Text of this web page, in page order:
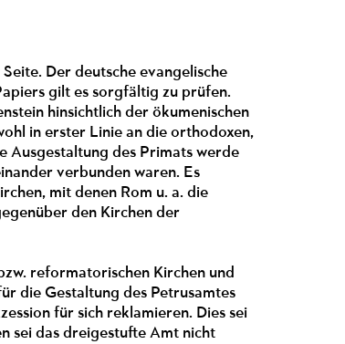
Der deutsche evangelische
gilt es sorgfältig zu prüfen.
hinsichtlich der ökumenischen
in erster Linie an die orthodoxen,
Ausgestaltung des Primats werde
verbunden waren. Es
mit denen Rom u. a. die
den Kirchen der
reformatorischen Kirchen und
die Gestaltung des Petrusamtes
für sich reklamieren. Dies sei
sei das dreigestufte Amt nicht